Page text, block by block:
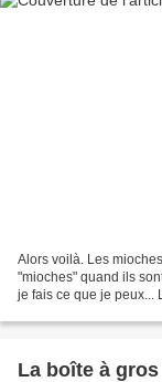
Alors voilà. Les
"mioches" quand ils
je fais ce que je peux...
La boîte à